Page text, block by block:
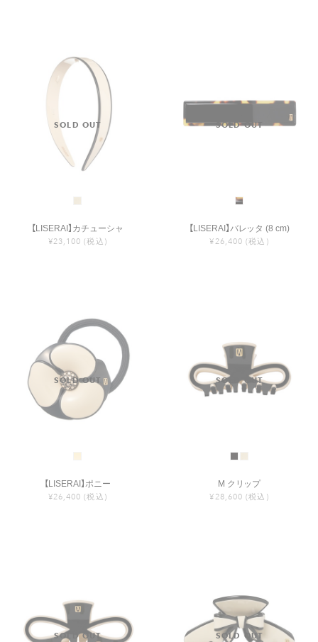
【LISERAI】カチューシャ
¥23,100 (税込)
【LISERAI】バレッタ (8 cm)
¥26,400 (税込)
【LISERAI】ポニー
¥26,400 (税込)
M クリップ
¥28,600 (税込)